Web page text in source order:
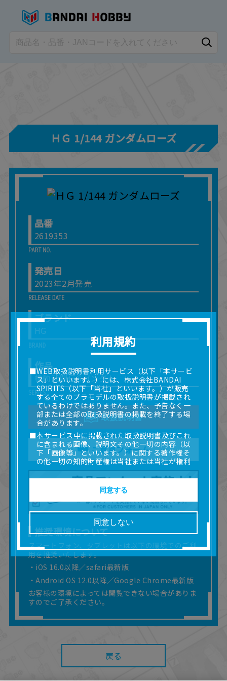
ＨＧ 1/144 ガンダムローズ
品番
2619353
発売日
2023年2月発売
ブランド
HG
作品
機動武闘伝Gガンダム
取扱説明書
ご意見フォーム
推奨環境について
スマートフォン、タブレットは以下の環境でのご利
用を推奨いたします。
・iOS 16.0以降／safari最新版
・Android OS 12.0以降／Google Chrome最新版
お客様の環境によっては閲覧できない場合がありま
すのでご了承ください。
戻る
利用規約
■WEB取扱説明書利用サービス（以下「本サービ
ス」といいます。）には、株式会社BANDAI
SPIRITS（以下「当社」といいます。）が販売
する全てのプラモデルの取扱説明書が掲載され
ているわけではありません。また、予告なく一
部または全部の取扱説明書の掲載を終了する場
合があります。
■本サービス中に掲載された取扱説明書及びこれ
に含まれる画像、説明文その他一切の内容（以
下「画像等」といいます。）に関する著作権そ
の他一切の知的財産権は当社または当社が権利
の許諾を受ける第三者に帰属します。
使用（本サービス内の意見投稿の目的での画像
等の利用を含みます。）を超えて使用（複製、
複写、改変、掲示、頒布、配信、販売、出版等
を含むがこれに限りません。）することは禁止
いたします。
■掲載している取扱説明書は、お客様が購入され
た商品に同梱されたものと異なる場合がありま
す。
■対象商品仕様の変更などにより、取扱説明書の
内容は予告なく変更される場合があります。
■当社は、取扱説明書の正確性確保に努めており
ますが、取扱説明書の完全性を保証するもので
はありません。
■お客様のご利用環境によっては、本サービスを
ご利用いただけない場合があります。
かったことにより利用者に何らかの損害が生じ
たとしても、当社は何らの責任を負いません。
また、本サイトを利用したことによって、利用
同意しない
同意する